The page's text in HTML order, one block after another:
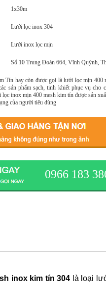
1x30m
Lưới lọc inox 304
Lưới inox lọc mịn
Số 10 Trung Đoàn 664, Vĩnh Quỳnh,
Tín hay còn được gọi là lưới lọc mịn
sản phẩm sạch, tinh khiết phục vụ cho
inox mịn 400 mesh kim tín được sản
của người tiêu dùng
0966 183
inox kim tín 304 là loại